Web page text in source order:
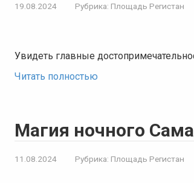
19.08.2024 Рубрика: Площадь Регистан
Увидеть главные
Читать полностью
Магия ночного
11.08.2024 Рубрика: Площадь Регистан